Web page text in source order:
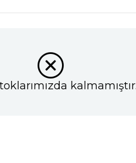
kalmamıştır.